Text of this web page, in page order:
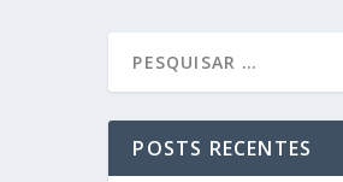
POSTS RECENTES